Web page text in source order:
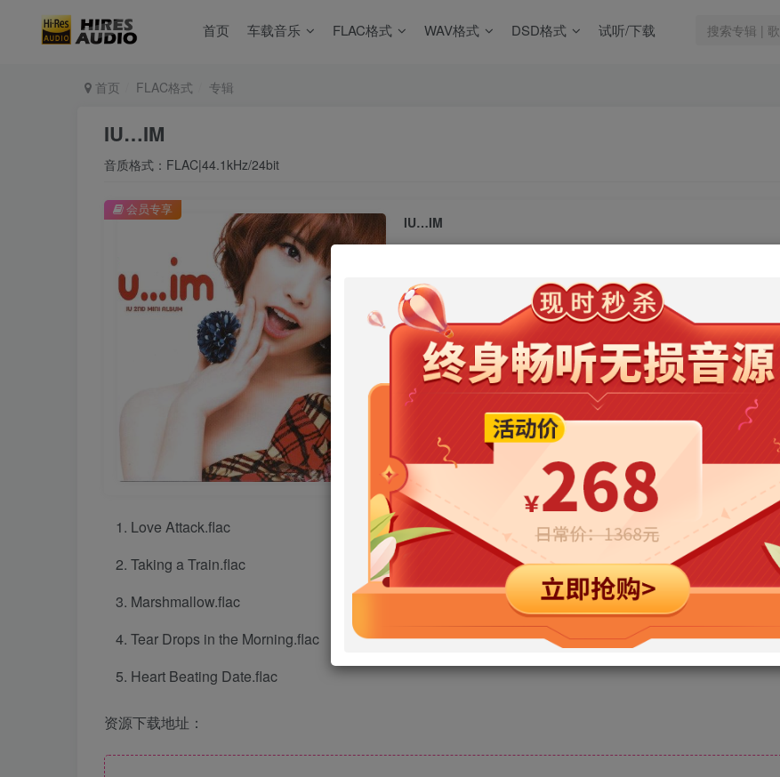
首页 车载音乐 FLAC格式 WAV格式 DSD格式 试听/下载
首页 FLAC格式 专辑
IU…IM
音质格式：FLAC|44.1kHz/24bit
IU…IM
￥9.9 限时特惠
￥99
年卡会员免费 永久会员 免费
立即购买
您当前未登录！建议登陆后购买，可保存购买订单
会员专享
Love Attack.flac
Taking a Train.flac
Marshmallow.flac
Tear Drops in the Morning.flac
Heart Beating Date.flac
资源下载地址：